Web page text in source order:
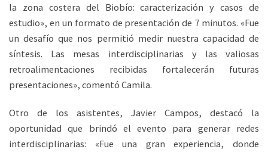
la zona costera del Biobío: caracterización y casos de
estudio», en un formato de presentación de 7 minutos. «Fue
un desafío que nos permitió medir nuestra capacidad de
síntesis. Las mesas interdisciplinarias y las valiosas
retroalimentaciones recibidas fortalecerán futuras
presentaciones», comentó Camila.
Otro de los asistentes, Javier Campos, destacó la
oportunidad que brindó el evento para generar redes
interdisciplinarias: «Fue una gran experiencia, donde